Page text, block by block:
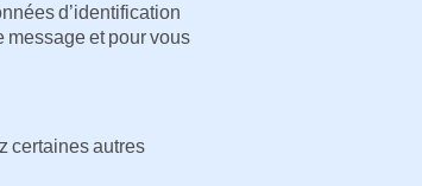
d’identification
message et pour vous
certaines autres